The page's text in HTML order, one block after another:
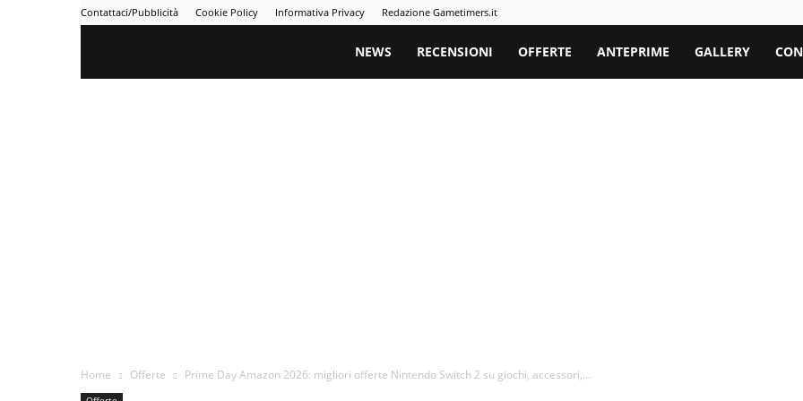
Contattaci/Pubblicità Cookie Policy Informativa Privacy Redazione Gametimers.it
Gametimers
NEWS RECENSIONI OFFERTE ANTEPRIME GALLERY
Home Offerte Prime Day Amazon 2026: migliori offerte Nintendo Switch 2 su giochi, accessori,...